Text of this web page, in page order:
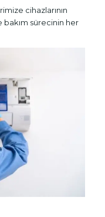
cihazlarının
bakım sürecinin her